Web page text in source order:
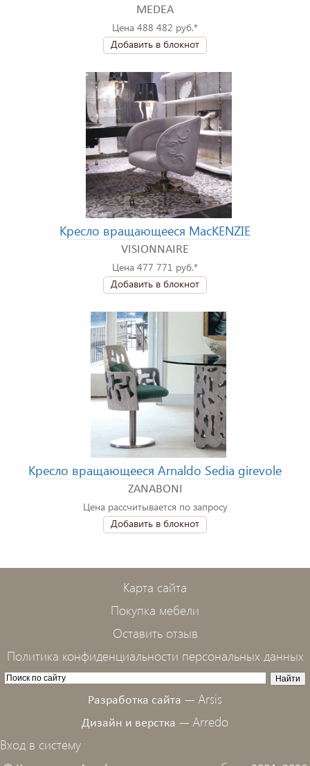
MEDEA
Цена 488 482 руб.*
Добавить в блокнот
Кресло вращающееся MacKENZIE
VISIONNAIRE
Цена 477 771 руб.*
Добавить в блокнот
Кресло вращающееся Arnaldo Sedia girevole
ZANABONI
Цена рассчитывается по запросу
Добавить в блокнот
Карта сайта
Покупка мебели
Оставить отзыв
Политика конфиденциальности персональных данных
Разработка сайта — Arsis
Дизайн и верстка — Arredo
Вход в систему